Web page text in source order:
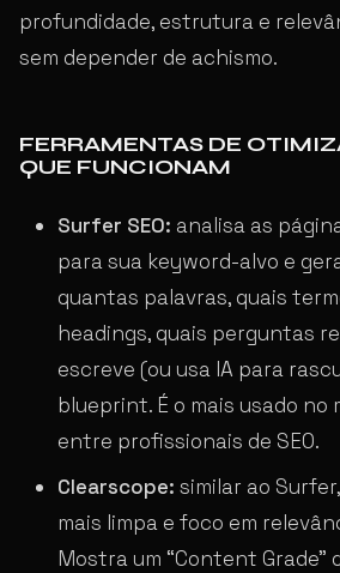
profundidade, estrutura e
sem depender de achismo.
FERRAMENTAS DE
QUE FUNCIONAM
Surfer SEO: analisa as
para sua keyword-alvo e
quantas palavras, quais
headings, quais perguntas
escreve (ou usa IA para
blueprint. É o mais usado no
entre profissionais de SEO.
Clearscope: similar ao
mais limpa e foco em
Mostra um “Content Grade”